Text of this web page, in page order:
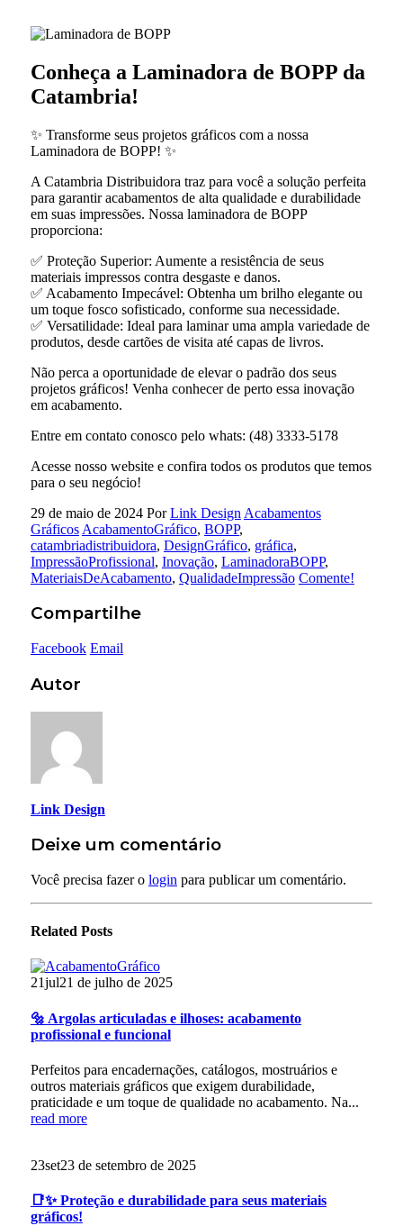
Conheça a Laminadora de BOPP da
Catambria!
✨ Transforme seus projetos gráficos com a nossa
Laminadora de BOPP! ✨
A Catambria Distribuidora traz para você a solução perfeita
para garantir acabamentos de alta qualidade e durabilidade
em suas impressões. Nossa laminadora de BOPP
proporciona:
✅ Proteção Superior: Aumente a resistência de seus
materiais impressos contra desgaste e danos.
✅ Acabamento Impecável: Obtenha um brilho elegante ou
um toque fosco sofisticado, conforme sua necessidade.
✅ Versatilidade: Ideal para laminar uma ampla variedade de
produtos, desde cartões de visita até capas de livros.
Não perca a oportunidade de elevar o padrão dos seus
projetos gráficos! Venha conhecer de perto essa inovação
em acabamento.
Entre em contato conosco pelo whats: (48) 3333-5178
Acesse nosso website e confira todos os produtos que temos
para o seu negócio!
29 de maio de 2024 Por Link Design Acabamentos
Gráficos AcabamentoGráfico, BOPP,
catambriadistribuidora, DesignGráfico, gráfica,
ImpressãoProfissional, Inovação, LaminadoraBOPP,
MateriaisDeAcabamento, QualidadeImpressão Comente!
Compartilhe
Facebook Email
Autor
Link Design
Deixe um comentário
Você precisa fazer o login para publicar um comentário.
Related Posts
21jul21 de julho de 2025
🔩 Argolas articuladas e ilhoses: acabamento
profissional e funcional
Perfeitos para encadernações, catálogos, mostruários e
outros materiais gráficos que exigem durabilidade,
praticidade e um toque de qualidade no acabamento. Na...
read more
23set23 de setembro de 2025
📑✨ Proteção e durabilidade para seus materiais
gráficos!